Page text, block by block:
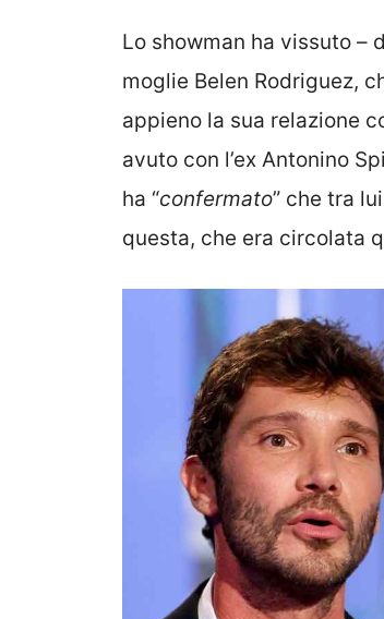
Lo showman ha vissuto –
moglie Belen Rodriguez,
appieno la sua relazione
avuto con l’ex Antonino
ha “confermato” che tra
questa, che era circolata